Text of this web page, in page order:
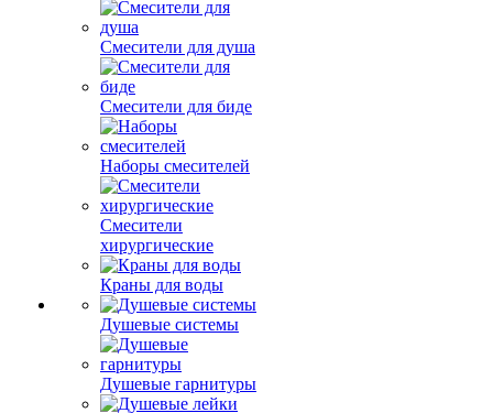
Смесители для душа
Смесители для биде
Наборы смесителей
Смесители
хирургические
Краны для воды
Душевые системы
Душевые гарнитуры